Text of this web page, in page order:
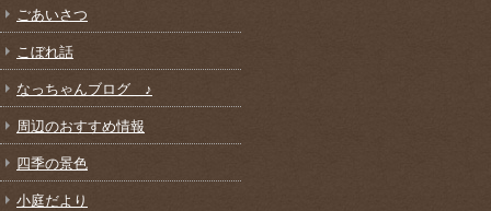
ごあいさつ
こぼれ話
なっちゃんブログ ♪
周辺のおすすめ情報
四季の景色
小庭だより